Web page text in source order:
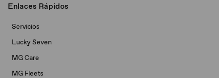
Enlaces Rápidos
Servicios
Lucky Seven
MG Care
MG Fleets